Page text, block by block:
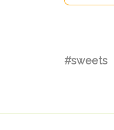
#sweets